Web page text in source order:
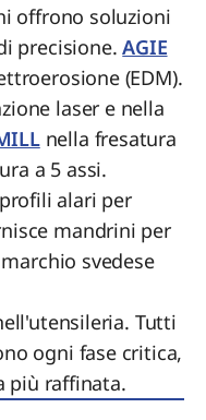
offrono soluzioni
precisione.AGIE
(EDM).
laser e nella
nella fresatura
a 5 assi.
alari per
mandrini per
svedese
Tutti
ogni fase critica,
più raffinata.